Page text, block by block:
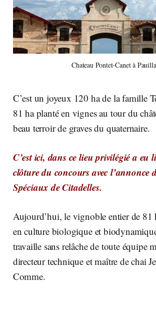
Chateau Pontet-Canet à
C’est un joyeux 120 ha de la famille
81 ha planté en vignes au tour du
beau terroir de graves du quaternaire.
C’est ici, dans ce lieu privilégié a eu
clôture du concours avec l’annonce
Spéciaux de Citadelles.
Aujourd’hui, le vignoble entier de 81
en culture biologique et
travaille sans relâche de toute équipe
directeur technique et maître de chai
Comme.